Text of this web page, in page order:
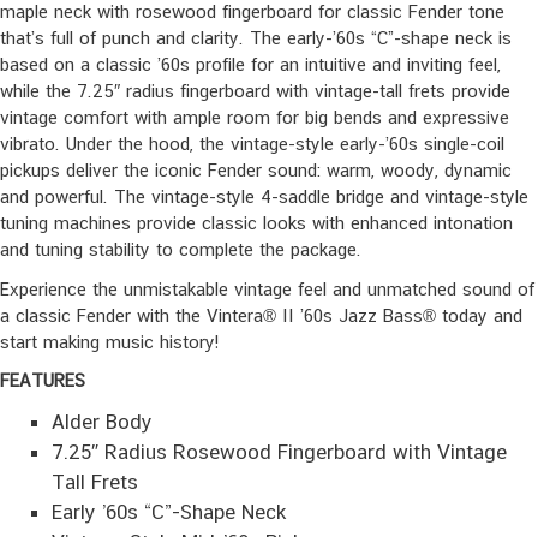
maple neck with rosewood fingerboard for classic Fender tone
that’s full of punch and clarity. The early-’60s “C”-shape neck is
based on a classic ’60s profile for an intuitive and inviting feel,
while the 7.25″ radius fingerboard with vintage-tall frets provide
vintage comfort with ample room for big bends and expressive
vibrato. Under the hood, the vintage-style early-’60s single-coil
pickups deliver the iconic Fender sound: warm, woody, dynamic
and powerful. The vintage-style 4-saddle bridge and vintage-style
tuning machines provide classic looks with enhanced intonation
and tuning stability to complete the package.
Experience the unmistakable vintage feel and unmatched sound of
a classic Fender with the Vintera® II ’60s Jazz Bass® today and
start making music history!
FEATURES
Alder Body
7.25″ Radius Rosewood Fingerboard with Vintage
Tall Frets
Early ’60s “C”-Shape Neck